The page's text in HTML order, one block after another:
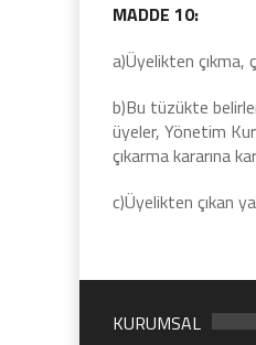
MADDE 10:
a)Üyelikten çıkma,
b)Bu tüzükte
üyeler, Yönetim
çıkarma kararına
c)Üyelikten çıkan
KURUMSAL